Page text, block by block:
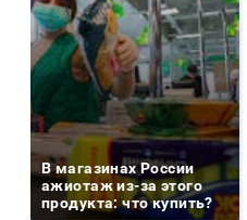
В магазинах России
ажиотаж из-за этого
продукта: что купить?